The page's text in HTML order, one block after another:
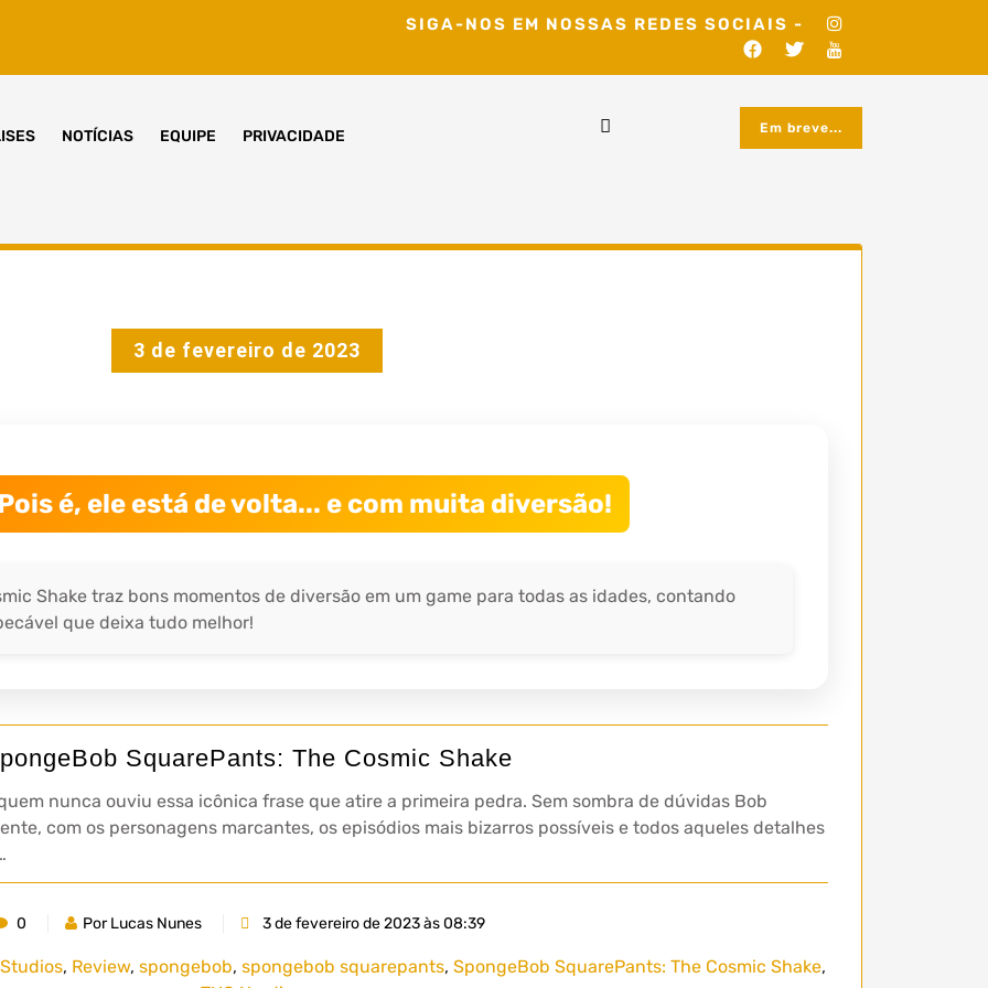
SIGA-NOS EM NOSSAS REDES SOCIAIS -
NOTÍCIAS EQUIPE PRIVACIDADE Em breve...
3 de fevereiro de 2023
é, ele está de volta... e com muita diversão!
Shake traz bons momentos de diversão em um game para todas as idades, contando
que deixa tudo melhor!
SquarePants: The Cosmic Shake
nunca ouviu essa icônica frase que atire a primeira pedra. Sem sombra de dúvidas Bob
com os personagens marcantes, os episódios mais bizarros possíveis e todos aqueles detalhes
0 Por Lucas Nunes 3 de fevereiro de 2023 às 08:39
, Review, spongebob, spongebob squarepants, SpongeBob SquarePants: The Cosmic Shake,